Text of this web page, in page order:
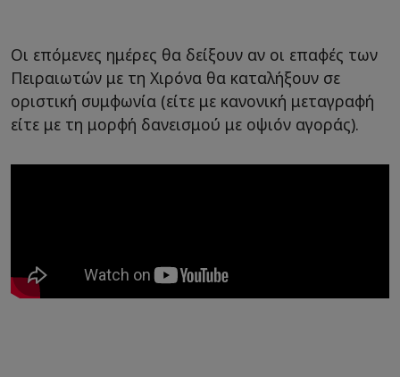
Οι επόμενες ημέρες θα δείξουν αν οι επαφές των
Πειραιωτών με τη Χιρόνα θα καταλήξουν σε
οριστική συμφωνία (είτε με κανονική μεταγραφή
είτε με τη μορφή δανεισμού με οψιόν αγοράς).